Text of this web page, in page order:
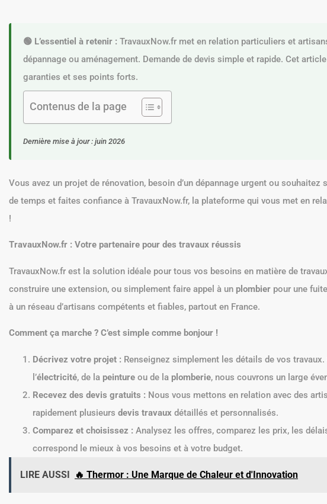
🟢 L’essentiel à retenir : TravauxNow.fr met en relation particuliers et
dépannage ou aménagement. Demande de devis simple et rapide. Cet
garanties et ses points forts.
Contenus de la page
Dernière mise à jour : juin 2026
Vous avez un projet de rénovation, besoin d’un dépannage urgent ou
de temps et faites confiance à TravauxNow.fr, la plateforme qui vous met en
!
TravauxNow.fr : Votre partenaire pour des travaux réussis
TravauxNow.fr est la solution idéale pour tous vos besoins en matière de
construire une extension, ou simplement faire appel à un plombier pour une
à un réseau d’artisans compétents et fiables, partout en France.
Comment ça marche ? C’est simple comme bonjour !
Décrivez votre projet : Renseignez simplement les détails de vos travaux.
l’électricité, de la peinture ou de la plomberie, nous couvrons un large
Recevez des devis gratuits : Nous vous mettons en relation avec des
rapidement plusieurs devis travaux détaillés et personnalisés.
Comparez et choisissez : Analysez les offres, comparez les prix, les
correspond le mieux à vos besoins et à votre budget.
LIRE AUSSI 🔥 Thermor : Une Marque de Chaleur et d'Innovation